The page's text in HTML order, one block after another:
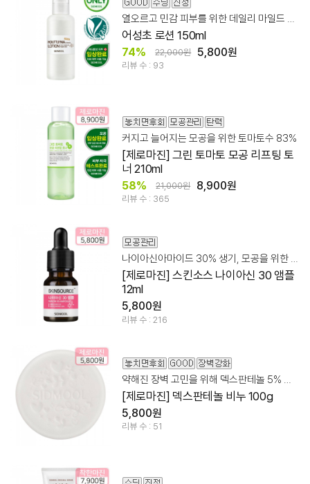
어성초 로션 150ml
74% 22,000원 5,800원
리뷰 수 : 93
커지고 늘어지는 모공을 위한 토마토수 83%
[제로마진] 그린 토마토 모공 리프팅 토
너 210ml
58% 21,000원 8,900원
리뷰 수 : 365
나이아신아마이드 30% 생기, 모공을 위한 믹스템!
[제로마진] 스킨소스 나이아신 30 앰플
12ml
5,800원
리뷰 수 : 216
약해진 장벽 고민을 위해 덱스판테놀 5% 촉촉 클렌징
[제로마진] 덱스판테놀 비누 100g
5,800원
리뷰 수 : 51